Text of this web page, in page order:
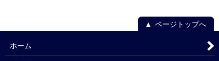
ページトップへ
ホーム